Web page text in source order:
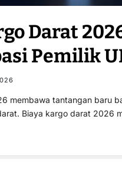
Darat
Pemilik
membawa tantangan baru
Biaya kargo darat 2026